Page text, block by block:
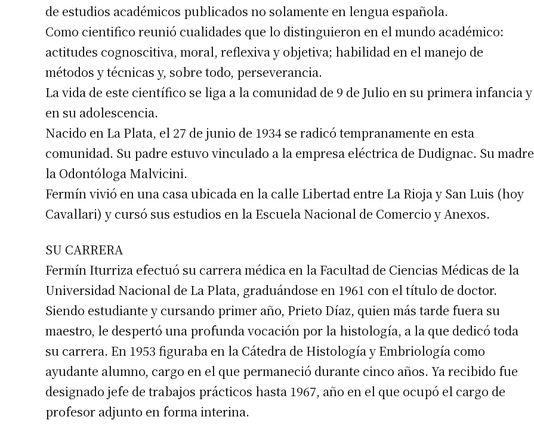
Suscribirme gratis
*
Dirección de correo electrónico*
Nombre
de estudios académicos publicados no solamente en lengua española.
Como cientifico reunió cualidades que lo distinguieron en el mundo académico:
actitudes cognoscitiva, moral, reflexiva y objetiva; habilidad en el manejo de
métodos y técnicas y, sobre todo, perseverancia.
La vida de este científico se liga a la comunidad de 9 de Julio en su primera infancia y
en su adolescencia.
Nacido en La Plata, el 27 de junio de 1934 se radicó tempranamente en esta
comunidad. Su padre estuvo vinculado a la empresa eléctrica de Dudignac. Su madre
la Odontóloga Malvicini.
Fermín vivió en una casa ubicada en la calle Libertad entre La Rioja y San Luis (hoy
Cavallari) y cursó sus estudios en la Escuela Nacional de Comercio y Anexos.
SU CARRERA
Fermín Iturriza efectuó su carrera médica en la Facultad de Ciencias Médicas de la
Universidad Nacional de La Plata, graduándose en 1961 con el título de doctor.
Siendo estudiante y cursando primer año, Prieto Díaz, quien más tarde fuera su
maestro, le despertó una profunda vocación por la histología, a la que dedicó toda
su carrera. En 1953 figuraba en la Cátedra de Histología y Embriología como
ayudante alumno, cargo en el que permaneció durante cinco años. Ya recibido fue
designado jefe de trabajos prácticos hasta 1967, año en el que ocupó el cargo de
profesor adjunto en forma interina.